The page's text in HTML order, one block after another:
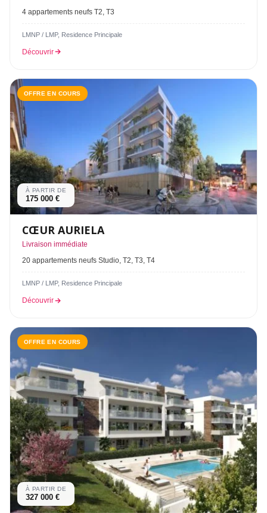
4 appartements neufs T2, T3
LMNP / LMP, Residence Principale
Découvrir
OFFRE EN COURS
À PARTIR DE
175 000 €
CŒUR AURIELA
Livraison immédiate
20 appartements neufs Studio, T2, T3, T4
LMNP / LMP, Residence Principale
Découvrir
OFFRE EN COURS
À PARTIR DE
327 000 €